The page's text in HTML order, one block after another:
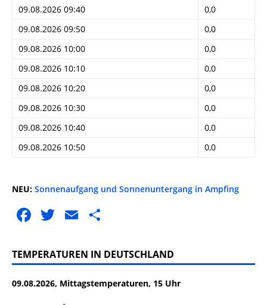
09.08.2026 09:40
0,0
09.08.2026 09:50
0,0
09.08.2026 10:00
0,0
09.08.2026 10:10
0,0
09.08.2026 10:20
0,0
09.08.2026 10:30
0,0
09.08.2026 10:40
0,0
09.08.2026 10:50
0,0
NEU: Sonnenaufgang und Sonnenuntergang in Ampfing
F
c
e
b
T
it
te
r
E
ai
l
le
n
TEMPERATUREN IN DEUTSCHLAND
09.08.2026, Mittagstemperaturen, 15 Uhr